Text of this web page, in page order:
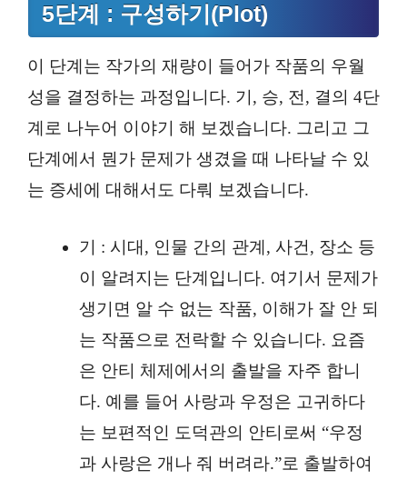
5단계 : 구성하기(Plot)
이 단계는 작가의 재량이 들어가 작품의 우월
성을 결정하는 과정입니다. 기, 승, 전, 결의 4단
계로 나누어 이야기 해 보겠습니다. 그리고 그
단계에서 뭔가 문제가 생겼을 때 나타날 수 있
는 증세에 대해서도 다뤄 보겠습니다.
기 : 시대, 인물 간의 관계, 사건, 장소 등
이 알려지는 단계입니다. 여기서 문제가
생기면 알 수 없는 작품, 이해가 잘 안 되
는 작품으로 전락할 수 있습니다. 요즘
은 안티 체제에서의 출발을 자주 합니
다. 예를 들어 사랑과 우정은 고귀하다
는 보편적인 도덕관의 안티로써 “우정
과 사랑은 개나 줘 버려라.”로 출발하여